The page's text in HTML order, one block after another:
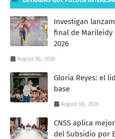
Investigan
final de Marileidy
2026
August 06, 2026
Gloria Reyes: el
base
August 06, 2026
CNSS aplica
del Subsidio por